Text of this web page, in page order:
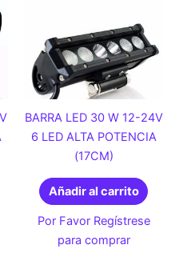
BARRA LED 30 W 12-24V
6 LED ALTA POTENCIA
(17CM)
Añadir al carrito
Por Favor Regístrese
para comprar